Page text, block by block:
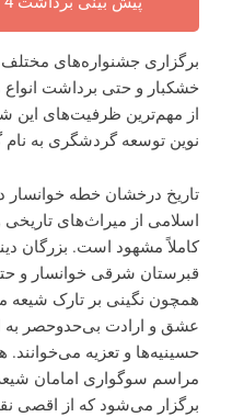
برگزاری جشنواره‌های
خشکبار و حتی برداشت انواع
از مهم‌ترین ظرفیت‌های این
نوین توسعه گردشگری به
تاریخ درخشان خطه خوانسار
اسلامی از میراث‌های
کاملاً مشهود است. بزرگان
قبرستان شرقی خوانسار و
همچون نگینی بر تارک شیعه
عشق و ارادت بی‌حدوحصر
حسینیه‌ها و تعزیه
مراسم سوگواری امامان
برگزار می‌شود که از اقصی